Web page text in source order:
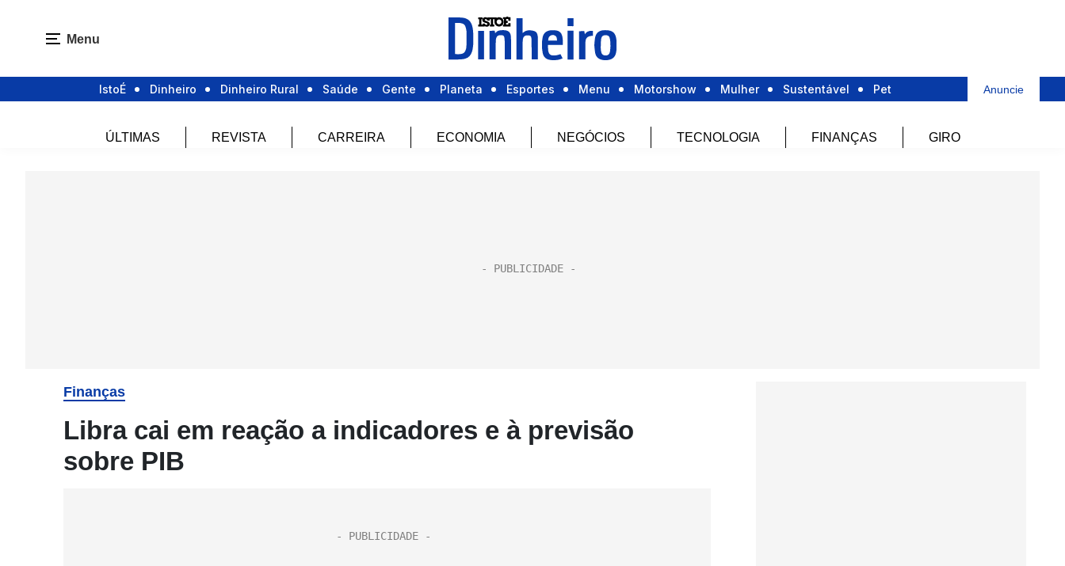
Menu
IstoÉ Dinheiro Dinheiro Rural Saúde Gente Planeta Esportes Menu Motorshow Mulher Sustentável Pet Anuncie
ÚLTIMAS REVISTA CARREIRA ECONOMIA NEGÓCIOS TECNOLOGIA FINANÇAS GIRO
Finanças
Libra cai em reação a indicadores e à previsão
sobre PIB